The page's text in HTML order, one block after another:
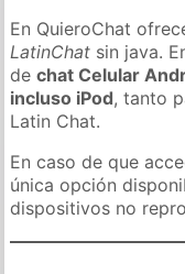
En QuieroChat
LatinChat sin java.
dechat Celular
incluso iPod, tanto
Latin Chat.
En caso de que
única opción
dispositivos no